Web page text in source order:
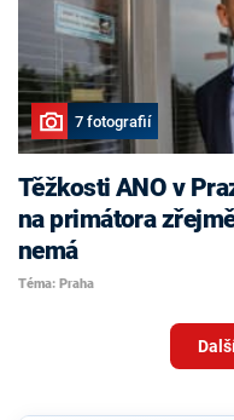
7 fotografií
Těžkosti ANO v
na primátora
nemá
Téma: Praha